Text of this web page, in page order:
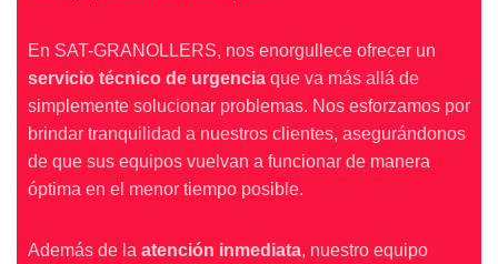
En SAT-GRANOLLERS, nos enorgullece ofrecer un
servicio técnico de urgencia que va más allá de
simplemente solucionar problemas. Nos esforzamos por
brindar tranquilidad a nuestros clientes, asegurándonos
de que sus equipos vuelvan a funcionar de manera
óptima en el menor tiempo posible.
Además de la atención inmediata, nuestro equipo